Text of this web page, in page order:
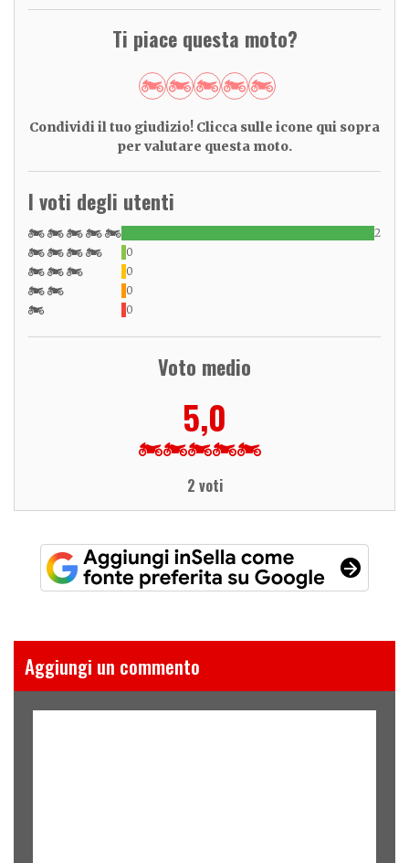
Ti piace questa moto?
Condividi il tuo giudizio! Clicca sulle icone qui sopra
per valutare questa moto.
I voti degli utenti
2
0
0
0
0
Voto medio
5,0
2 voti
Aggiungi un commento